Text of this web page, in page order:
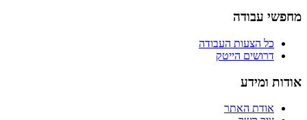
מחפשי עבודה
כל הצעות העבודה
דרושים הייטק
אודות ומידע
אודת האתר